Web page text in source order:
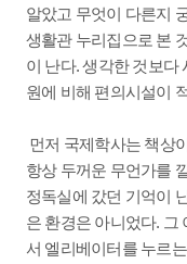
알았고 무엇이 다른지
생활관 누리집으로 본
이 난다. 생각한 것보다
원에 비해 편의시설이
먼저 국제학사는 책상
항상 두꺼운 무언가를
정독실에 갔던 기억이
은 환경은 아니었다. 그
서 엘리베이터를 누르